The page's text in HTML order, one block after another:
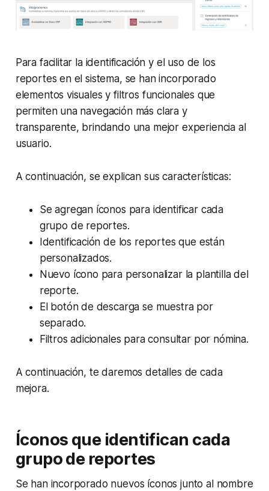
Para facilitar la identificación y el uso de los
reportes en el sistema, se han incorporado
elementos visuales y filtros funcionales que
permiten una navegación más clara y
transparente, brindando una mejor experiencia al
usuario.
A continuación, se explican sus características:
Se agregan íconos para identificar cada
grupo de reportes.
Identificación de los reportes que están
personalizados.
Nuevo ícono para personalizar la plantilla del
reporte.
El botón de descarga se muestra por
separado.
Filtros adicionales para consultar por nómina.
A continuación, te daremos detalles de cada
mejora.
Íconos que identifican cada
grupo de reportes
Se han incorporado nuevos íconos junto al nombre